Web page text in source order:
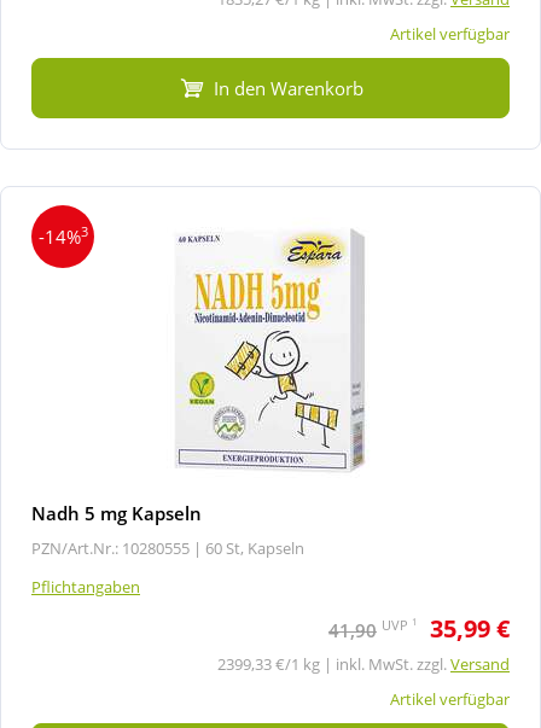
Artikel verfügbar
In den Warenkorb
-14%3
Nadh 5 mg Kapseln
PZN/Art.Nr.: 10280555 | 60 St, Kapseln
Pflichtangaben
41,90 UVP 1 35,99 €
2399,33 €/1 kg | inkl. MwSt. zzgl.Versand
Artikel verfügbar